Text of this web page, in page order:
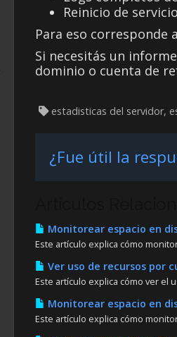
Reinicio de
Para eso corresponde
Si necesitás un
dominio o cuenta de
estadisticas del servidor,
¿Fue útil la
Monitorear espacio en
Este artículo explica cómo
Ver uso de recursos por
Este artículo explica cómo ver el
Monitorear espacio en
Este artículo explica cómo